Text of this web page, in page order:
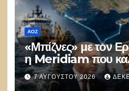
ΑΟΖ
«Μπίζνες» με τον
η Meridiam που
ξεμπλοκάρει το
Ελλάδας–Κύπρου
7 ΑΥΓΟΎΣΤΟΥ 2026